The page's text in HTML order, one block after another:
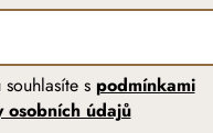
s podmínkami
osobních údajů